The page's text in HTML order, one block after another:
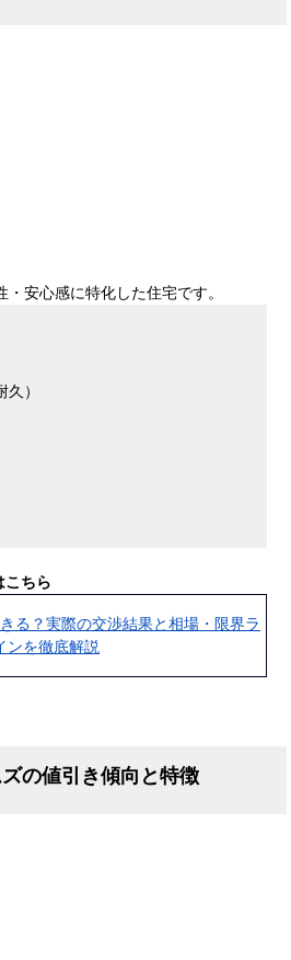
安心感に特化した住宅です。
）
こちら
る？実際の交渉結果と相場・限界ラ
ンを徹底解説
の値引き傾向と特徴